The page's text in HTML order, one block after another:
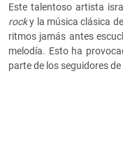
Este talentoso artista
rocky la música clásica
ritmos jamás antes
melodía. Esto ha
parte de los seguidores